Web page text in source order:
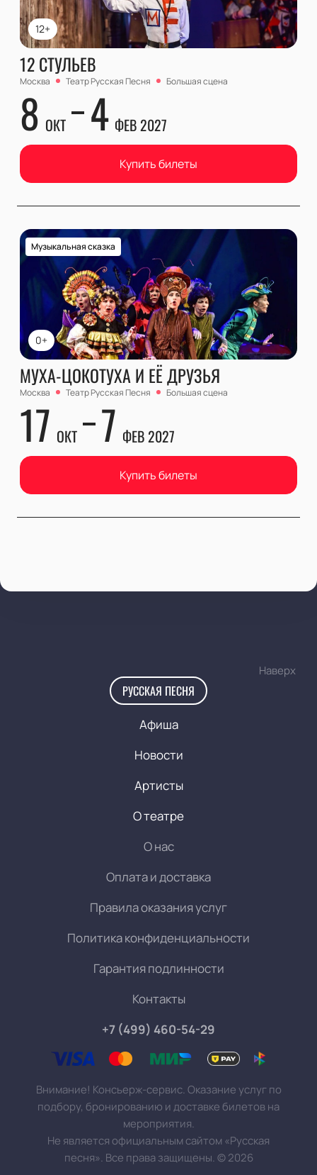
12+
12 СТУЛЬЕВ
Москва Театр Русская Песня Большая сцена
8 ОКТ 4 ФЕВ 2027
Купить билеты
0+
Музыкальная сказка
МУХА-ЦОКОТУХА И ЕЁ ДРУЗЬЯ
Москва Театр Русская Песня Большая сцена
17 ОКТ 7 ФЕВ 2027
Купить билеты
Наверх
РУССКАЯ ПЕСНЯ
Афиша
Новости
Артисты
О театре
О нас
Оплата и доставка
Правила оказания услуг
Политика конфиденциальности
Гарантия подлинности
Контакты
+7 (499) 460-54-29
Внимание! Консьерж-сервис. Оказание услуг по
подбору, бронированию и доставке билетов на
мероприятия.
Не является официальным сайтом «Русская
песня». Все права защищены.©2026